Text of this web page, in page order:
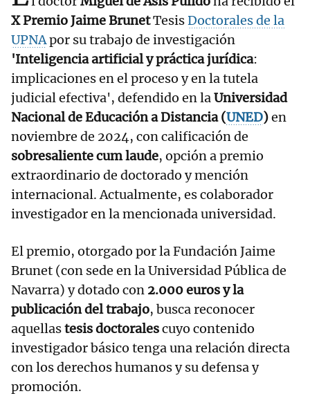
X Premio Jaime BrunetTesisDoctorales de la
UPNApor su trabajo de investigación
'Inteligencia artificial y práctica jurídica:
implicaciones en el proceso y en la tutela
judicial efectiva', defendido en laUniversidad
Nacional de Educación a Distancia (UNED)en
noviembre de 2024, con calificación de
sobresaliente cum laude, opción a premio
extraordinario de doctorado y mención
internacional. Actualmente, es colaborador
investigador en la mencionada universidad.
El premio, otorgado por la Fundación Jaime
Brunet (con sede en la Universidad Pública de
Navarra) y dotado con 2.000 euros y la
publicación del trabajo, busca reconocer
aquellastesis doctoralescuyo contenido
investigador básico tenga una relación directa
con los derechos humanos y su defensa y
promoción.